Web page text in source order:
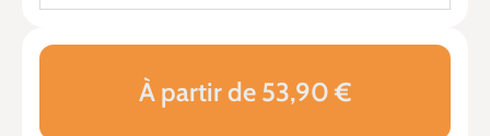
À partir de 53,90 €